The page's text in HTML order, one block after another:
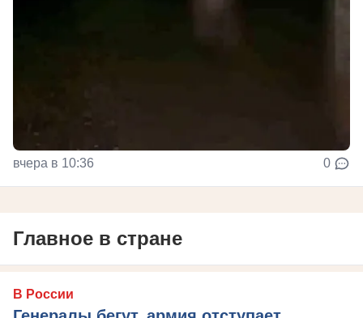
вчера в 10:36 0
Главное в стране
В России